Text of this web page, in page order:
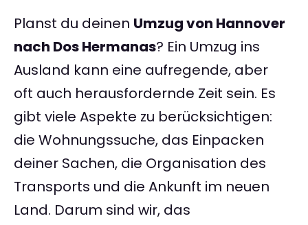
Planst du deinen Umzug von Hannover
nach Dos Hermanas? Ein Umzug ins
Ausland kann eine aufregende, aber
oft auch herausfordernde Zeit sein. Es
gibt viele Aspekte zu berücksichtigen:
die Wohnungssuche, das Einpacken
deiner Sachen, die Organisation des
Transports und die Ankunft im neuen
Land. Darum sind wir, das